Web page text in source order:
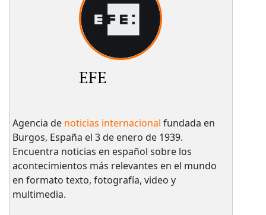
EFE
Agencia de noticias internacional fundada en
Burgos, España el 3 de enero de 1939.
Encuentra noticias en español sobre los
acontecimientos más relevantes en el mundo
en formato texto, fotografía, video y
multimedia.